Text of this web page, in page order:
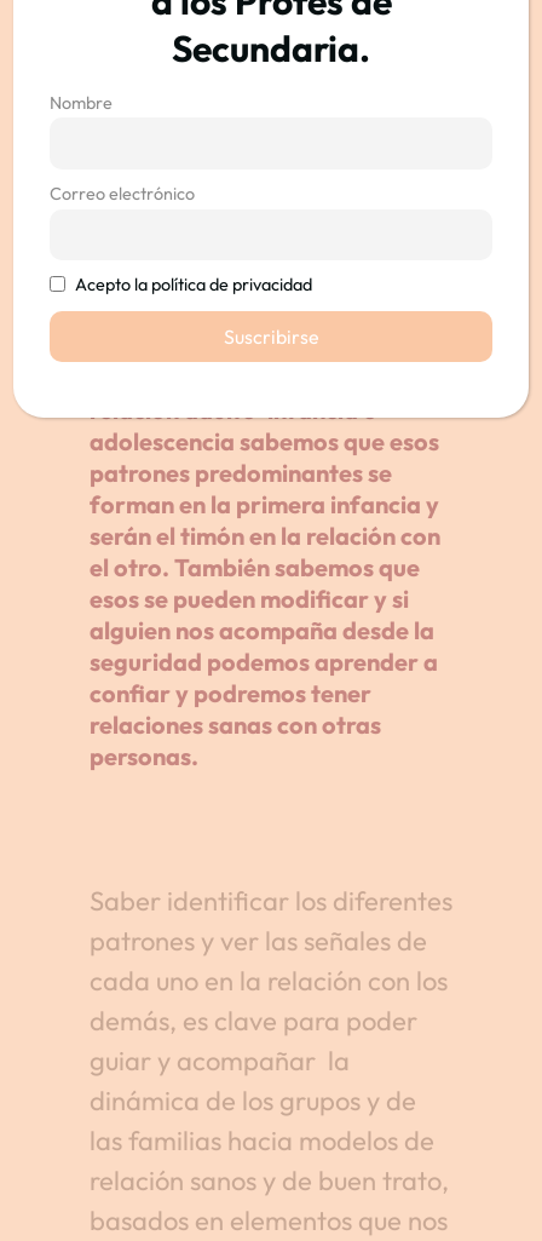
del apego para relacionar los
elementos de los vínculos
seguros y trasladarlos a los
relación adulto-infancia o
adolescencia sabemos que esos
patrones predominantes se
forman en la primera infancia y
serán el timón en la relación con
el otro. También sabemos que
esos se pueden modificar y si
alguien nos acompaña desde la
seguridad podemos aprender a
confiar y podremos tener
relaciones sanas con otras
personas.
Saber identificar los diferentes
patrones y ver las señales de
cada uno en la relación con los
demás, es clave para poder
guiar y acompañar la
dinámica de los grupos y de
las familias hacia modelos de
relación sanos y de buen trato,
basados en elementos que nos
Secundaria.
Nombre
Correo electrónico
Acepto la política de privacidad